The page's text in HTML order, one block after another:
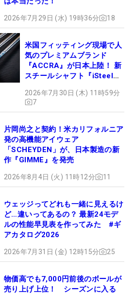
2026年7月29日 (水) 19時36分 18
米国フィッティング現場で人
気のプレミアムブランド
『ACCRA』が日本上陸！ 新
スチールシャフト『iSteel
2026年7月30日 (木) 11時59分
7
片岡尚之と契約！米カリフォルニア
発の高機能アイウェア
「SCHEYDEN」が、日本製造の新
作『GIMME』を発売
2026年8月4日 (火) 11時12分 11
ウェッジってどれも一緒に見えるけ
ど…違いってあるの？ 最新24モデ
ルの性能早見表を作ってみた #ギ
アカタログ2026
2026年7月31日 (金) 12時15分 25
物価高でも7,000円前後のボールが
売り上げ上位！ シーズンに入る